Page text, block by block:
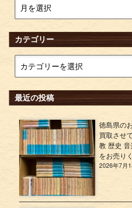
カテゴリー
最近の投稿
徳島県の
買取させ
教 歴史
をお売り
2026年7月